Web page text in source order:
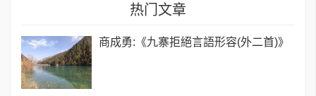
热门文章
商成勇:《九寨拒絕言語形容(外二首)》